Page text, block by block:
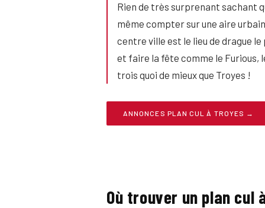
Rien de très surprenant sachant
même compter sur une aire
centre ville est le lieu de drague
et faire la fête comme le Furious,
trois quoi de mieux que Troyes !
ANNONCES PLAN CUL À TROYES →
Où trouver un plan cul